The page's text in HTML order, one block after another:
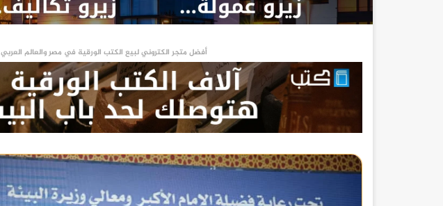
أفضل متجر الكتروني لبيع الكتب الورقية في مصر والعالم العربي